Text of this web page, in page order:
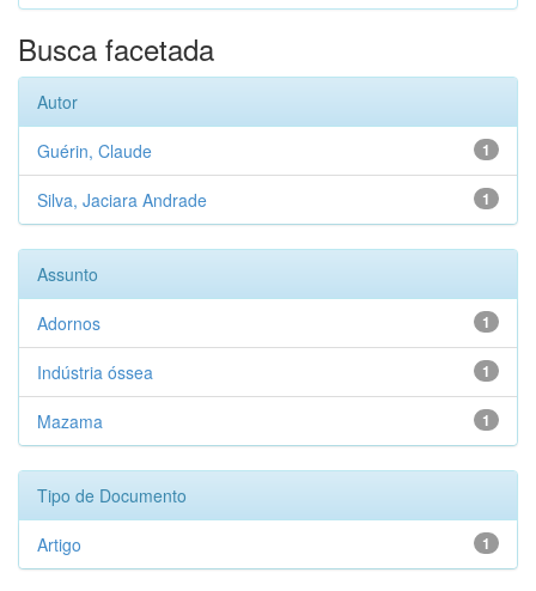
Busca facetada
Autor
1
Guérin, Claude
1
Silva, Jaciara Andrade
Assunto
1
Adornos
1
Indústria óssea
1
Mazama
Tipo de Documento
1
Artigo